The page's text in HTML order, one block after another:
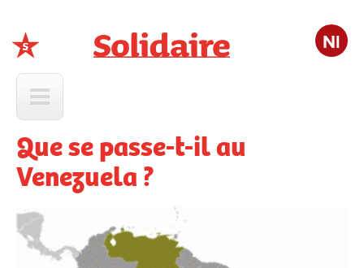
Nl
Que se passe-t-il au
Venezuela ?